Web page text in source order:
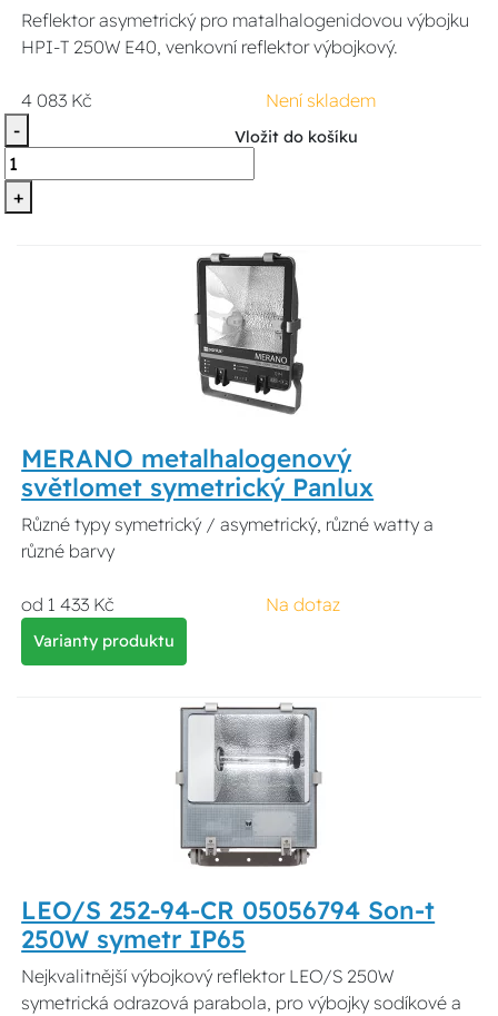
Reflektor asymetrický pro matalhalogenidovou výbojku
HPI-T 250W E40, venkovní reflektor výbojkový.
4 083 Kč
Není skladem
-
+
Vložit do košíku
MERANO metalhalogenový
světlomet symetrický Panlux
Různé typy symetrický / asymetrický, různé watty a
různé barvy
od 1 433 Kč Na dotaz
Varianty produktu
LEO/S 252-94-CR 05056794 Son-t
250W symetr IP65
Nejkvalitnější výbojkový reflektor LEO/S 250W
symetrická odrazová parabola, pro výbojky sodíkové a